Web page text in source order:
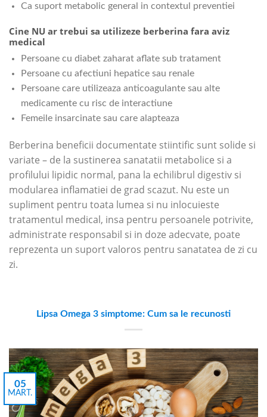
Ca suport metabolic general in contextul preventiei
Cine NU ar trebui sa utilizeze berberina fara aviz
medical
Persoane cu diabet zaharat aflate sub tratament
Persoane cu afectiuni hepatice sau renale
Persoane care utilizeaza anticoagulante sau alte
medicamente cu risc de interactiune
Femeile insarcinate sau care alapteaza
Berberina beneficii documentate stiintific sunt solide si
variate – de la sustinerea sanatatii metabolice si a
profilului lipidic normal, pana la echilibrul digestiv si
modularea inflamatiei de grad scazut. Nu este un
supliment pentru toata lumea si nu inlocuieste
tratamentul medical, insa pentru persoanele potrivite,
administrate responsabil si in doze adecvate, poate
reprezenta un suport valoros pentru sanatatea de zi cu
zi.
Lipsa Omega 3 simptome: Cum sa le recunosti
05
MART.